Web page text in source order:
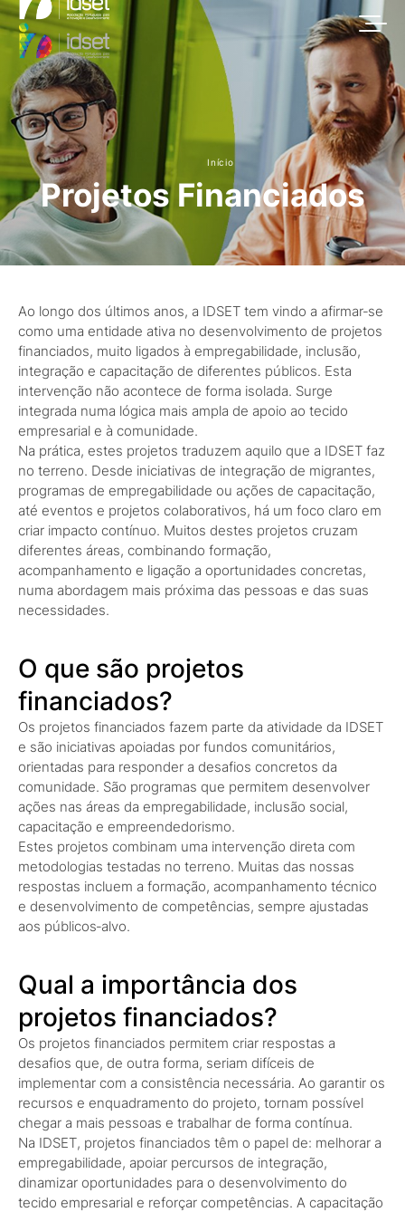
Início
Projetos Financiados
Ao longo dos últimos anos, a IDSET tem vindo a afirmar‑se
como uma entidade ativa no desenvolvimento de projetos
financiados, muito ligados à empregabilidade, inclusão,
integração e capacitação de diferentes públicos. Esta
intervenção não acontece de forma isolada. Surge
integrada numa lógica mais ampla de apoio ao tecido
empresarial e à comunidade.
Na prática, estes projetos traduzem aquilo que a IDSET faz
no terreno. Desde iniciativas de integração de migrantes,
programas de empregabilidade ou ações de capacitação,
até eventos e projetos colaborativos, há um foco claro em
criar impacto contínuo. Muitos destes projetos cruzam
diferentes áreas, combinando formação,
acompanhamento e ligação a oportunidades concretas,
numa abordagem mais próxima das pessoas e das suas
necessidades.
O que são projetos
financiados?
Os projetos financiados fazem parte da atividade da IDSET
e são iniciativas apoiadas por fundos comunitários,
orientadas para responder a desafios concretos da
comunidade. São programas que permitem desenvolver
ações nas áreas da empregabilidade, inclusão social,
capacitação e empreendedorismo.
Estes projetos combinam uma intervenção direta com
metodologias testadas no terreno. Muitas das nossas
respostas incluem a formação, acompanhamento técnico
e desenvolvimento de competências, sempre ajustadas
aos públicos‑alvo.
Qual a importância dos
projetos financiados?
Os projetos financiados permitem criar respostas a
desafios que, de outra forma, seriam difíceis de
implementar com a consistência necessária. Ao garantir os
recursos e enquadramento do projeto, tornam possível
chegar a mais pessoas e trabalhar de forma contínua.
Na IDSET, projetos financiados têm o papel de: melhorar a
empregabilidade, apoiar percursos de integração,
dinamizar oportunidades para o desenvolvimento do
tecido empresarial e reforçar competências. A capacitação